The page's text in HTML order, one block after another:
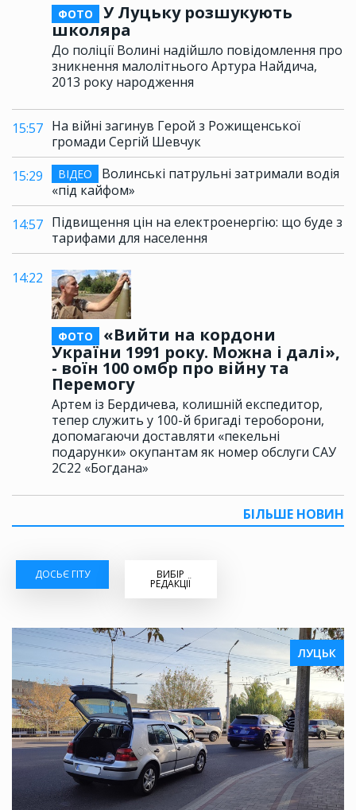
ФОТО
У Луцьку розшукують
школяра
До поліції Волині надійшло повідомлення про
зникнення малолітнього Артура Найдича,
2013 року народження
15:57 На війні загинув Герой з Рожищенської
громади Сергій Шевчук
15:29
ВІДЕО
Волинські патрульні затримали водія
«під кайфом»
14:57 Підвищення цін на електроенергію: що буде з
тарифами для населення
14:22
ФОТО
«Вийти на кордони
України 1991 року. Можна і далі»,
- воїн 100 омбр про війну та
Перемогу
Артем із Бердичева, колишній експедитор,
тепер служить у 100-й бригаді тероборони,
допомагаючи доставляти «пекельні
подарунки» окупантам як номер обслуги САУ
2С22 «Богдана»
БІЛЬШЕ НОВИН
ДОСЬЄ ГІТУ ВИБІР
РЕДАКЦІЇ
ЛУЦЬК